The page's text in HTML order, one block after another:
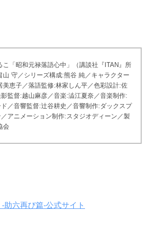
こ「昭和元禄落語心中」（講談社『ITAN』所
山 守／シリーズ構成:熊谷 純／キャラクター
美恵子／落語監修:林家しん平／色彩設計:佐
監督:越山麻彦／音楽:澁江夏奈／音楽制作:
／音響監督:辻谷耕史／音響制作:ダックスプ
アニメーション制作:スタジオディーン／製
会
助六再び篇-公式サイト